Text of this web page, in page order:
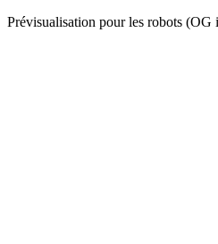
Prévisualisation pour les robots